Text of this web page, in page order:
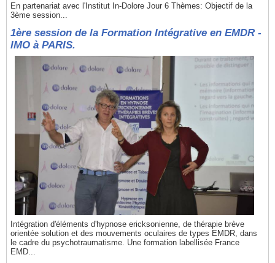
En partenariat avec l'Institut In-Dolore Jour 6 Thèmes: Objectif de la
3ème session...
1ère session de la Formation Intégrative en EMDR -
IMO à PARIS.
Intégration d'éléments d'hypnose ericksonienne, de thérapie brève
orientée solution et des mouvements oculaires de types EMDR, dans
le cadre du psychotraumatisme. Une formation labellisée France
EMD...